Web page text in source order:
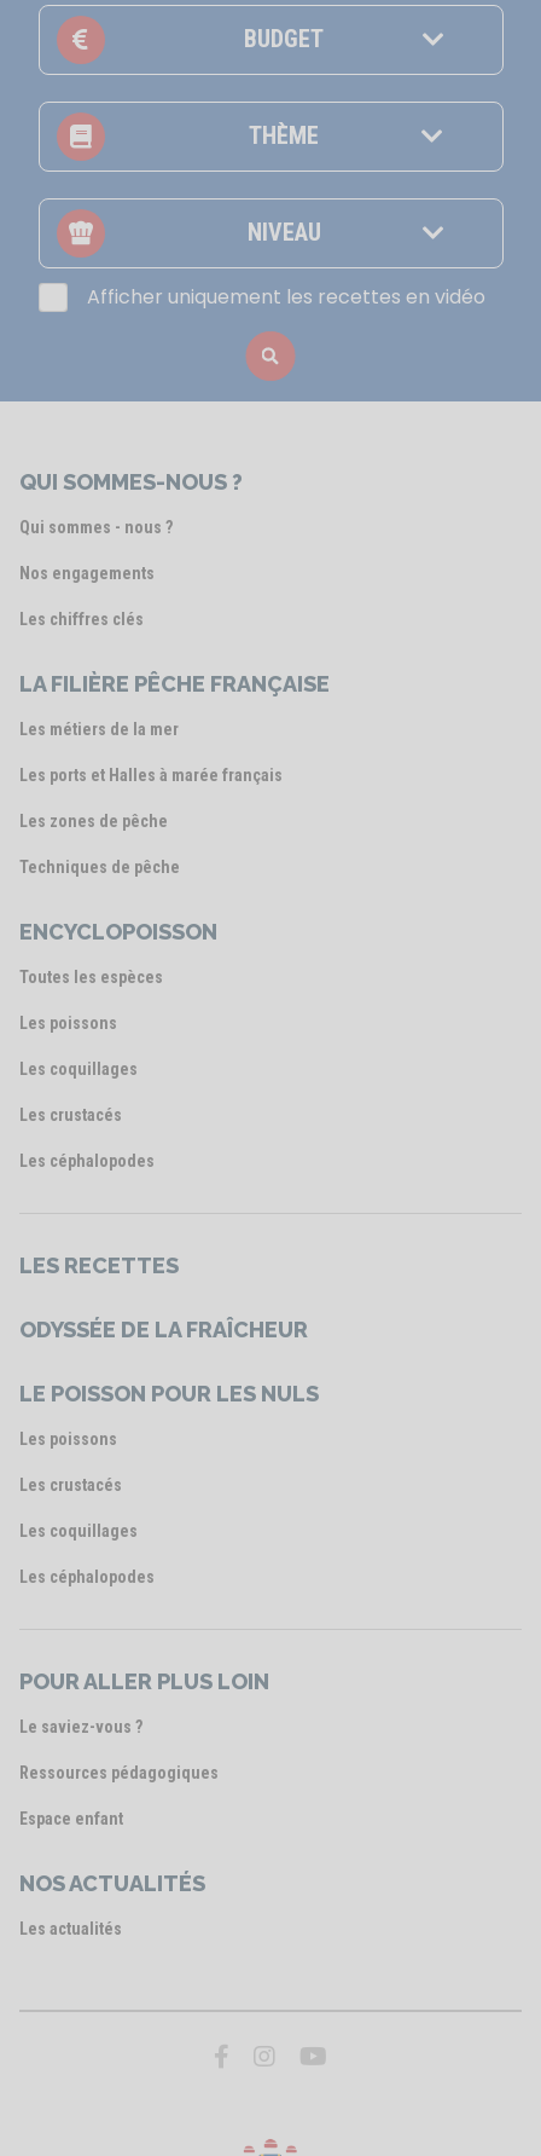
BUDGET
THÈME
NIVEAU
Afficher uniquement les recettes en vidéo
QUI SOMMES-NOUS ?
Qui sommes - nous ?
Nos engagements
Les chiffres clés
LA FILIÈRE PÊCHE FRANÇAISE
Les métiers de la mer
Les ports et Halles à marée français
Les zones de pêche
Techniques de pêche
ENCYCLOPOISSON
Toutes les espèces
Les poissons
Les coquillages
Les crustacés
Les céphalopodes
LES RECETTES
ODYSSÉE DE LA FRAÎCHEUR
LE POISSON POUR LES NULS
Les poissons
Les crustacés
Les coquillages
Les céphalopodes
POUR ALLER PLUS LOIN
Le saviez-vous ?
Ressources pédagogiques
Espace enfant
NOS ACTUALITÉS
Les actualités